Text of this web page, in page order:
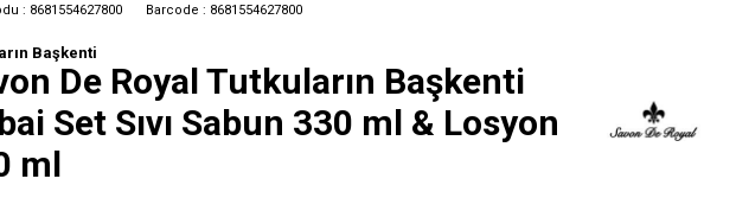
: 8681554627800 Barcode : 8681554627800
Başkenti
De Royal Tutkuların Başkenti
Set Sıvı Sabun 330 ml & Losyon
ml